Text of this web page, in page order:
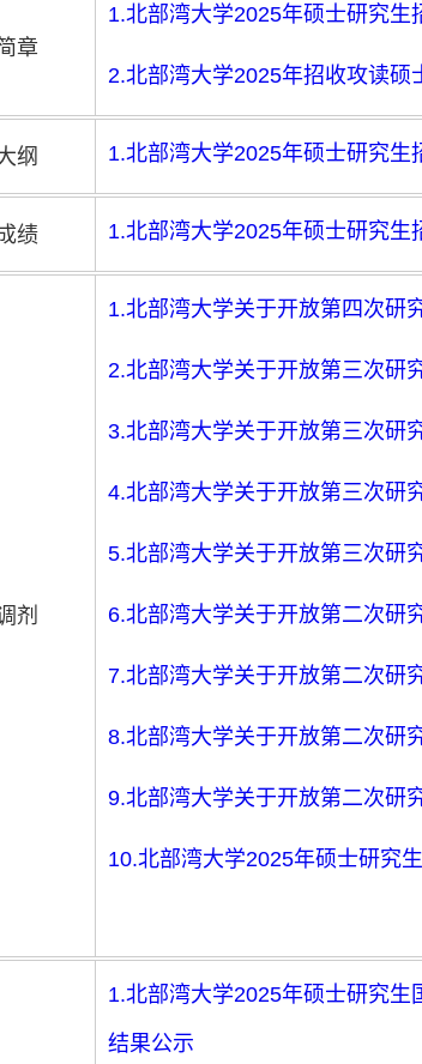
章
1.北部湾大学2025年硕士研究生
2.北部湾大学2025年招收攻读硕
纲 1.北部湾大学2025年硕士研究
绩 1.北部湾大学2025年硕士研究生
剂
1.北部湾大学关于开放第四次研
2.北部湾大学关于开放第三次研
3.北部湾大学关于开放第三次研
4.北部湾大学关于开放第三次研
5.北部湾大学关于开放第三次研
6.北部湾大学关于开放第二次研
7.北部湾大学关于开放第二次研
8.北部湾大学关于开放第二次研
9.北部湾大学关于开放第二次研
10.北部湾大学2025年硕士研究
1.北部湾大学2025年硕士研究
结果公示